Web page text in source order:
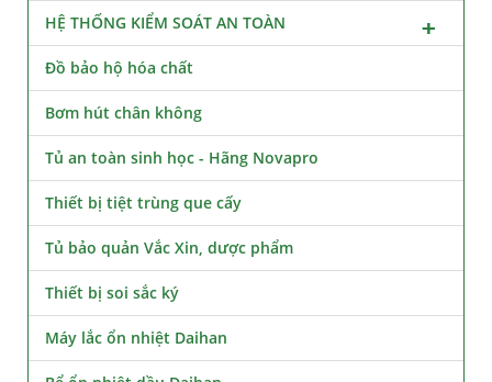
HỆ THỐNG KIỂM SOÁT AN TOÀN
Đồ bảo hộ hóa chất
Bơm hút chân không
Tủ an toàn sinh học - Hãng Novapro
Thiết bị tiệt trùng que cấy
Tủ bảo quản Vắc Xin, dược phẩm
Thiết bị soi sắc ký
Máy lắc ổn nhiệt Daihan